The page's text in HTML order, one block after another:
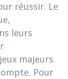
réussir. Le
leurs
majeurs
Pour